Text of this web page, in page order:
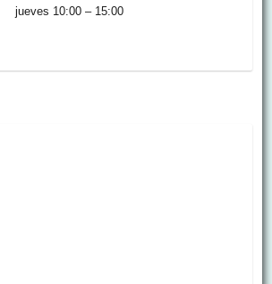
jueves 10:00 – 15:00